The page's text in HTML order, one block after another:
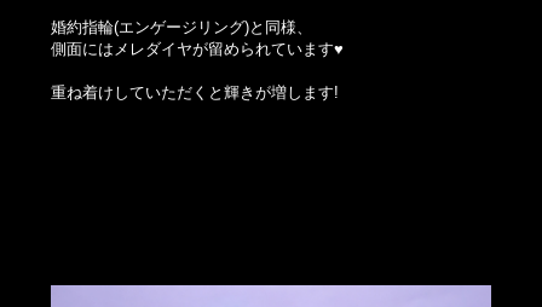
婚約指輪(エンゲージリング)と同様、
側面にはメレダイヤが留められています♥
重ね着けしていただくと輝きが増します!